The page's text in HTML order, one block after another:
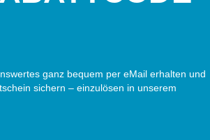
ganz bequem per eMail erhalten und
sichern – einzulösen in unserem